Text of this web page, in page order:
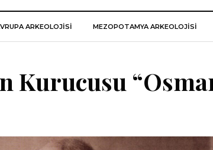
ARKEOLOJISI MEZOPOTAMYA ARKEOLOJISI
Kurucusu